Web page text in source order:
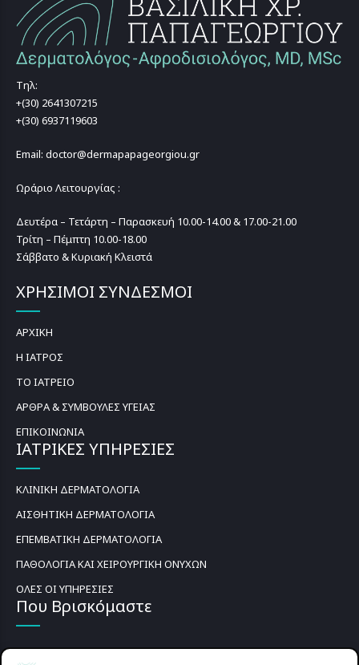
Τηλ:
+(30) 2641307215
+(30) 6937119603
Email: doctor@dermapapageorgiou.gr
Ωράριο Λειτουργίας :
Δευτέρα – Τετάρτη – Παρασκευή 10.00-14.00 & 17.00-21.00
Τρίτη – Πέμπτη 10.00-18.00
Σάββατο & Κυριακή Κλειστά
ΧΡΗΣΙΜΟΙ ΣΥΝΔΕΣΜΟΙ
ΑΡΧΙΚΗ
Η ΙΑΤΡΟΣ
ΤΟ ΙΑΤΡΕΙΟ
ΑΡΘΡΑ & ΣΥΜΒΟΥΛΕΣ ΥΓΕΙΑΣ
ΕΠΙΚΟΙΝΩΝΙΑ
ΙΑΤΡΙΚΕΣ ΥΠΗΡΕΣΙΕΣ
ΚΛΙΝΙΚΗ ΔΕΡΜΑΤΟΛΟΓΙΑ
ΑΙΣΘΗΤΙΚΗ ΔΕΡΜΑΤΟΛΟΓΙΑ
ΕΠΕΜΒΑΤΙΚΗ ΔΕΡΜΑΤΟΛΟΓΙΑ
ΠΑΘΟΛΟΓΙΑ ΚΑΙ ΧΕΙΡΟΥΡΓΙΚΗ ΟΝΥΧΩΝ
ΟΛΕΣ ΟΙ ΥΠΗΡΕΣΙΕΣ
Που Βρισκόμαστε